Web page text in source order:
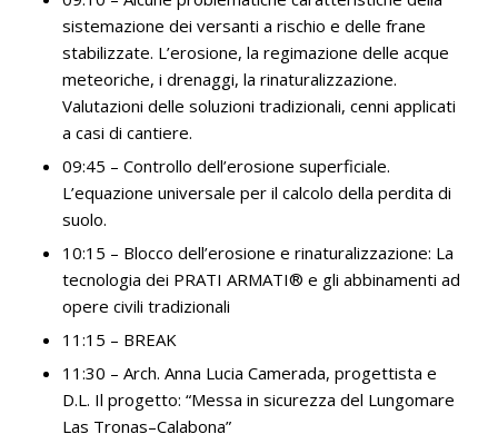
sistemazione dei versanti a rischio e delle frane
stabilizzate. L’erosione, la regimazione delle acque
meteoriche, i drenaggi, la rinaturalizzazione.
Valutazioni delle soluzioni tradizionali, cenni applicati
a casi di cantiere.
09:45 – Controllo dell’erosione superficiale.
L’equazione universale per il calcolo della perdita di
suolo.
10:15 – Blocco dell’erosione e rinaturalizzazione: La
tecnologia dei PRATI ARMATI® e gli abbinamenti ad
opere civili tradizionali
11:15 – BREAK
11:30 – Arch. Anna Lucia Camerada, progettista e
D.L. Il progetto: “Messa in sicurezza del Lungomare
Las Tronas–Calabona”